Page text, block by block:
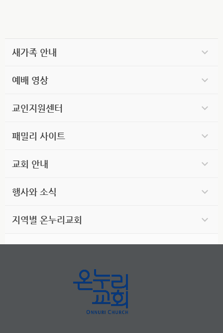
새가족 안내
예배 영상
교인지원센터
패밀리 사이트
교회 안내
행사와 소식
지역별 온누리교회